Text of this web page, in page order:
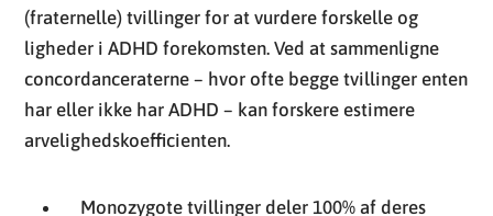
(fraternelle) tvillinger for at vurdere forskelle og
ligheder i ADHD forekomsten. Ved at sammenligne
concordanceraterne – hvor ofte begge tvillinger enten
har eller ikke har ADHD – kan forskere estimere
arvelighedskoefficienten.
Monozygote tvillinger deler 100% af deres